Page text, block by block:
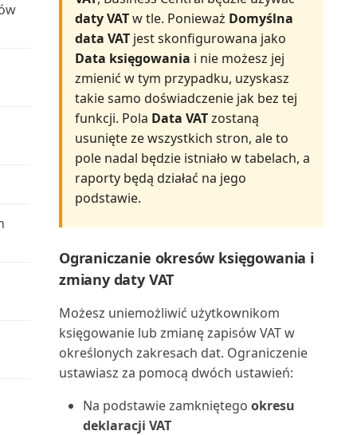
Śledzenie wierszy zamówienia
do powiązanych dok...
układów raportów
Wysyłanie dokumentów i
wiadomości e-mail
Wyszukiwanie określonych
danych
Wyszukiwanie stron i informacji
za pomocą funkc...
Wyświetlanie użytecznych
Zapisywanie i personalizowanie
widoków list
Zarządzanie uprawnieniami za
pomocą grup użytko...
Oblicz i zaksięguj rozliczenie
podatkowe (raport)
Oferta serwisowa (raport
dokumentu)
Oferta umowy serwisowej
(raport dokumentu)
Oferta umowy serwisowej:
szczegóły (raport)
(raport)
Opłaty za zapasy: specyfikacja
(raport)
Plan dostępności zapasów
(raport)
Plan kont (raport)
daty VATw tle. Ponieważ Domyślna
data VATjest skonfigurowana jako
Data księgowania i nie możesz jej
zmienić w tym przypadku, uzyskasz
takie samo doświadczenie jak bez tej
funkcji. Pola Data VATzostaną
usunięte ze wszystkich stron, ale to
pole nadal będzie istniało w tabelach, a
raporty będą działać na jego
podstawie.
Ograniczanie okresów księgowania i
zmiany daty VAT
Możesz uniemożliwić użytkownikom
księgowanie lub zmianę zapisów VAT w
określonych zakresach dat. Ograniczenie
ustawiasz za pomocą dwóch ustawień:
Na podstawie zamkniętego okresu
deklaracji VAT